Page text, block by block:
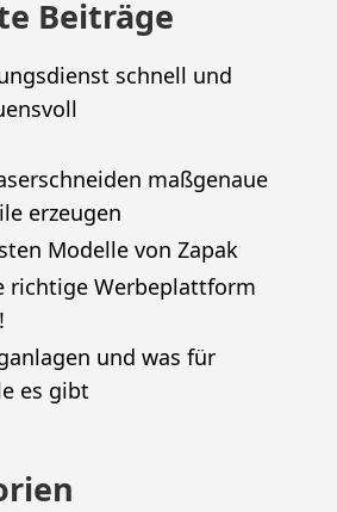
Beiträge
schnell und
maßgenaue
erzeugen
Modelle von Zapak
richtige Werbeplattform
und was für
es gibt